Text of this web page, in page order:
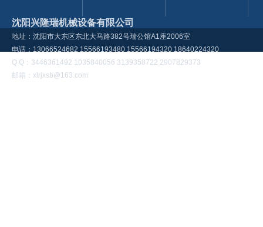
沈阳兴隆瑞机械设备有限公司
地址：沈阳市大东区东北大马路382号瑞公馆A1座2006室
电话：13066524682 15566193480 15566194320 18640224320
Q Q：3446361492 1035840056 3139358722 2907829373
邮箱：xlrjxsb@163.com